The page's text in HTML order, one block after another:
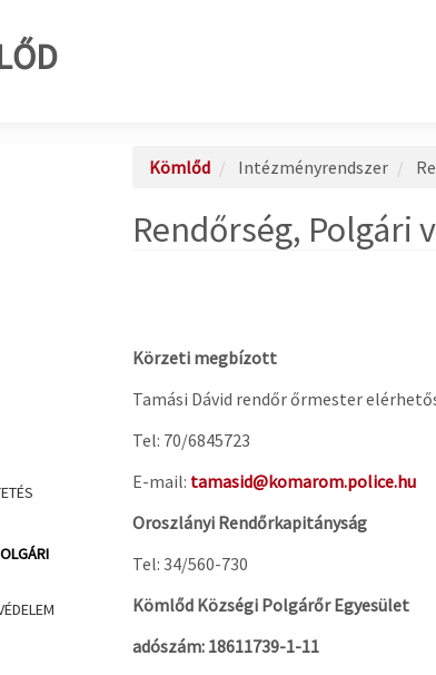
Kömlőd Intézményrendszer
Rendőrség, Polgári
Körzeti megbízott
Tamási Dávid rendőr őrmester
Tel: 70/6845723
E-mail: tamasid@komarom.police.hu
Oroszlányi Rendőrkapitányság
Tel: 34/560-730
Kömlőd Községi Polgárőr Egyesület
adószám: 18611739-1-11